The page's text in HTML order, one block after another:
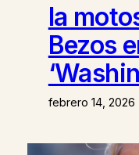
la
Bezos
febrero 14, 2026